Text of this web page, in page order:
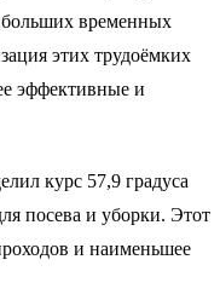
временных
этих трудоёмких
эффективные и
курс 57,9 градуса
посева и уборки. Этот
и наименьшее